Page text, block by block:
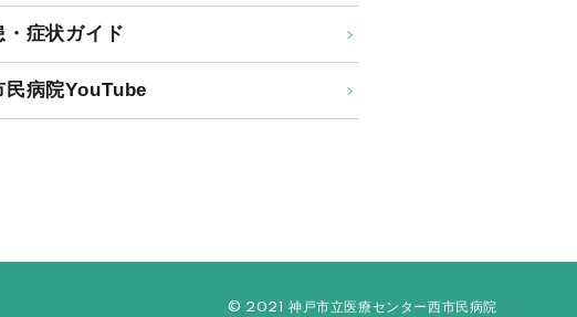
・症状ガイド
民病院YouTube
© 2021 神戸市立医療センター西市民病院